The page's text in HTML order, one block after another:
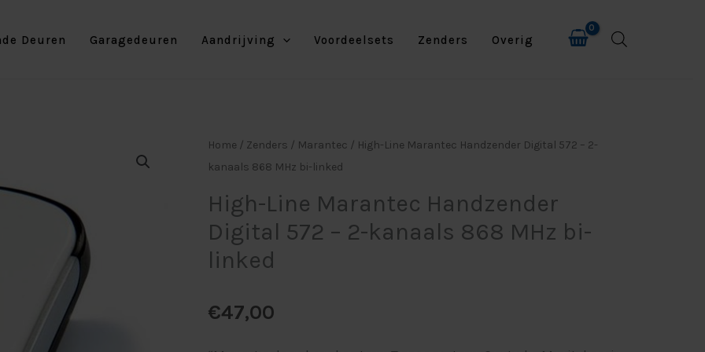
Deuren Garagedeuren Aandrijving Voordeelsets Zenders Overig
Home / Zenders / Marantec / High-Line Marantec Handzender Digital 572 – 2-
kanaals 868 MHz bi-linked
High-Line Marantec Handzender
Digital 572 – 2-kanaals 868 MHz bi-
linked
€47,00
High-
Line
Handzender
Digital
572
kanaals